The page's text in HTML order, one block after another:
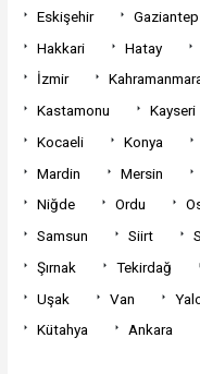
Eskişehir
Gaziantep
Hakkari
Hatay
İzmir
Kastamonu
Kayseri
Kocaeli
Konya
Mardin
Mersin
Niğde
Ordu
Samsun
Siirt
Şırnak
Tekirdağ
Uşak
Van
Kütahya
Ankara